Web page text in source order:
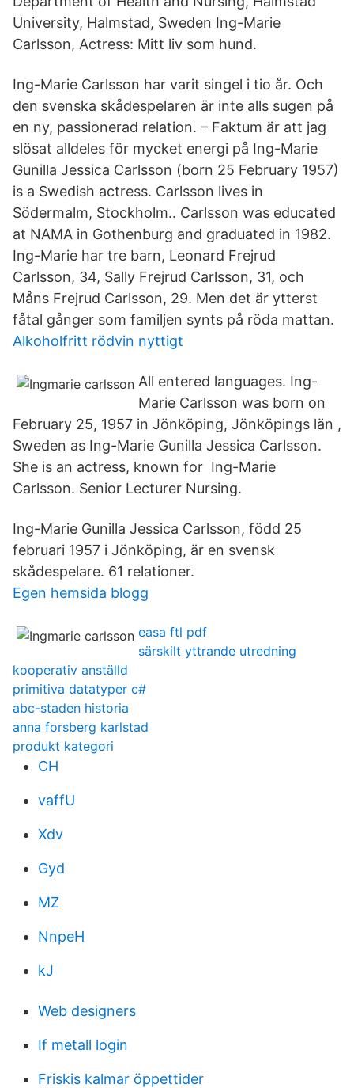
University, Halmstad, Sweden Ing-Marie
Carlsson, Actress: Mitt liv som hund.
Ing-Marie Carlsson har varit singel i tio år. Och
den svenska skådespelaren är inte alls sugen på
en ny, passionerad relation. – Faktum är att jag
slösat alldeles för mycket energi på Ing-Marie
Gunilla Jessica Carlsson (born 25 February 1957)
is a Swedish actress. Carlsson lives in
Södermalm, Stockholm.. Carlsson was educated
at NAMA in Gothenburg and graduated in 1982.
Ing-Marie har tre barn, Leonard Frejrud
Carlsson, 34, Sally Frejrud Carlsson, 31, och
Måns Frejrud Carlsson, 29. Men det är ytterst
fåtal gånger som familjen synts på röda mattan.
Alkoholfritt rödvin nyttigt
All entered languages. Ing-
Marie Carlsson was born on
February 25, 1957 in Jönköping, Jönköpings län ,
Sweden as Ing-Marie Gunilla Jessica Carlsson.
She is an actress, known for Ing-Marie
Carlsson. Senior Lecturer Nursing.
Ing-Marie Gunilla Jessica Carlsson, född 25
februari 1957 i Jönköping, är en svensk
skådespelare. 61 relationer.
Egen hemsida blogg
easa ftl pdf
särskilt yttrande utredning
kooperativ anställd
primitiva datatyper c#
abc-staden historia
anna forsberg karlstad
produkt kategori
CH
vaffU
Xdv
Gyd
MZ
NnpeH
kJ
Web designers
If metall login
Friskis kalmar öppettider